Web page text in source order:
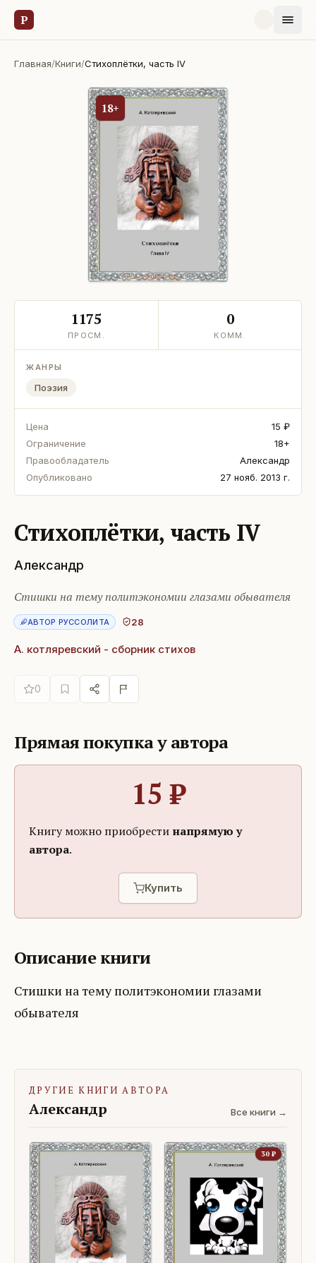
Р
Главная/Книги/Стихоплётки, часть IV
18+
1175
ПРОСМ.
0
КОММ.
ЖАНРЫ
Поэзия
Цена
15 ₽
Ограничение
18+
Правообладатель
Александр
Опубликовано
27 нояб. 2013 г.
Стихоплётки, часть IV
Александр
Стишки на тему политэкономии глазами обывателя
АВТОР РУССОЛИТА 28
А. котляревский - сборник стихов
0
Прямая покупка у автора
15 ₽
Книгу можно приобрести напрямую у
автора.
Купить
Описание книги
Стишки на тему политэкономии глазами
обывателя
ДРУГИЕ КНИГИ АВТОРА
Александр Все книги →
30 ₽